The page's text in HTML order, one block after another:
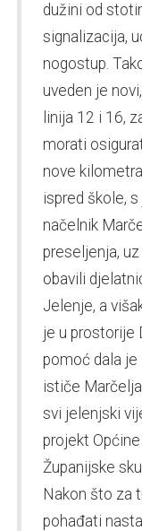
dužini od
signalizacija,
nogostup.
uveden je
linija 12 i 16,
morati
nove
ispred škole,
načelnik
preseljenja,
obavili
Jelenje, a
je u prostorije
pomoć dala je
ističe
svi jelenjski
projekt
Županijske
Nakon što za
pohađati